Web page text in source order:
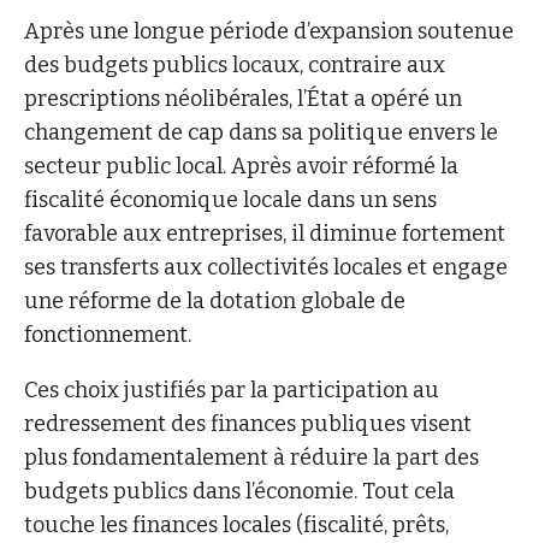
Après une longue période d’expansion soutenue
des budgets publics locaux, contraire aux
prescriptions néolibérales, l’État a opéré un
changement de cap dans sa politique envers le
secteur public local. Après avoir réformé la
fiscalité économique locale dans un sens
favorable aux entreprises, il diminue fortement
ses transferts aux collectivités locales et engage
une réforme de la dotation globale de
fonctionnement.
Ces choix justifiés par la participation au
redressement des finances publiques visent
plus fondamentalement à réduire la part des
budgets publics dans l’économie. Tout cela
touche les finances locales (fiscalité, prêts,